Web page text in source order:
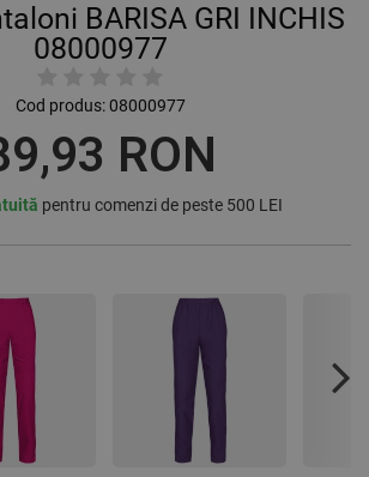
BARISA GRI INCHIS
08000977
Cod produs:08000977
RON
pentru comenzi de peste 500 LEI